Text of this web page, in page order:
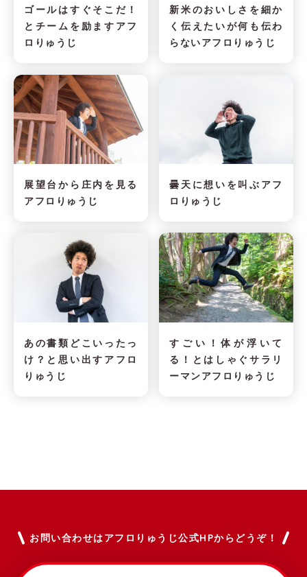
ゴールはすぐそこだ！
とチームを励ますアフ
ロりゅうじ
新米のおいしさを細か
く伝えたいが何も伝わ
らないアフロりゅうじ
展望台から庄内を見る
アフロりゅうじ
曇天に想いを叫ぶアフ
ロりゅうじ
あの書類どこいったっ
け？と思い出すアフロ
りゅうじ
すごい！体が浮いて
る！とはしゃぐサラリ
ーマンアフロりゅうじ
お問い合わせはアフロりゅうじ公式HPからどうぞ！